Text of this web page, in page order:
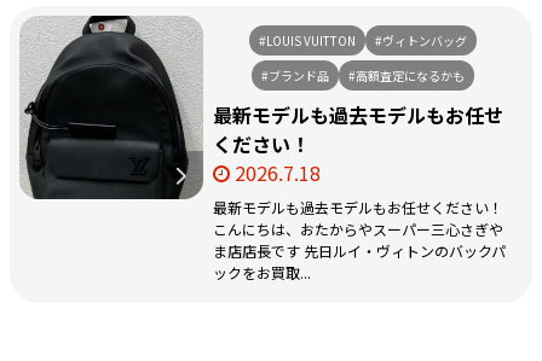
#LOUIS VUITTON
#ヴィトンバッグ
#ブランド品
#高額査定になるかも
最新モデルも過去モデルもお任せ
ください！
2026.7.18
最新モデルも過去モデルもお任せください！
こんにちは、おたからやスーパー三心さぎや
ま店店長です 先日ルイ・ヴィトンのバックパ
ックをお買取...